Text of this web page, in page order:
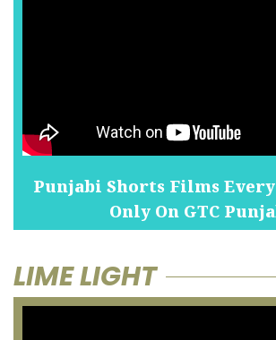
Punjabi Shorts Films
Only On GTC
LIME LIGHT